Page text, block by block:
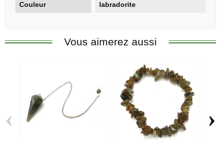
Couleur labradorite
Vous aimerez aussi
‹ ›